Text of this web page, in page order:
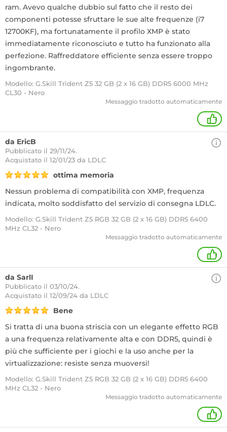
ram. Avevo qualche dubbio sul fatto che il resto dei
componenti potesse sfruttare le sue alte frequenze (i7
12700KF), ma fortunatamente il profilo XMP è stato
immediatamente riconosciuto e tutto ha funzionato alla
perfezione. Raffreddatore efficiente senza essere troppo
ingombrante.
Modello: G.Skill Trident Z5 32 GB (2 x 16 GB) DDR5 6000 MHz
CL30 - Nero
Messaggio tradotto automaticamente
+
da EricB
Pubblicato il 29/11/24.
Acquistato il 12/01/23 da LDLC
ottima memoria
Nessun problema di compatibilità con XMP, frequenza
indicata, molto soddisfatto del servizio di consegna LDLC.
Modello: G.Skill Trident Z5 RGB 32 GB (2 x 16 GB) DDR5 6400
MHz CL32 - Nero
Messaggio tradotto automaticamente
+
da SarlI
Pubblicato il 03/10/24.
Acquistato il 12/09/24 da LDLC
Bene
Si tratta di una buona striscia con un elegante effetto RGB
a una frequenza relativamente alta e con DDR5, quindi è
più che sufficiente per i giochi e la uso anche per la
virtualizzazione: resiste senza muoversi!
Modello: G.Skill Trident Z5 RGB 32 GB (2 x 16 GB) DDR5 6400
MHz CL32 - Nero
Messaggio tradotto automaticamente
+